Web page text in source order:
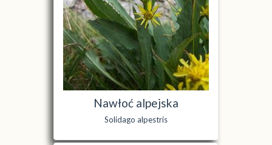
Nawłoć alpejska
Solidago alpestris